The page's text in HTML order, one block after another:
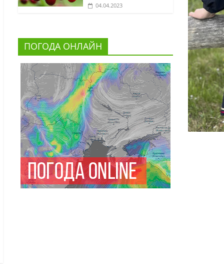
04.04.2023
ПОГОДА ОНЛАЙН